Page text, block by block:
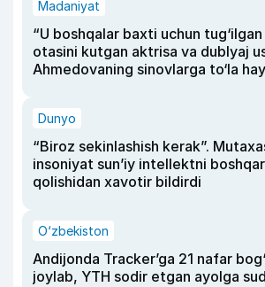
Madaniyat
“U boshqalar baxti uchun
otasini kutgan aktrisa va dublyaj
Ahmedovaning sinovlarga to‘la
Dunyo
“Biroz sekinlashish kerak”.
insoniyat sun’iy intellektni
qolishidan xavotir bildirdi
O‘zbekiston
Andijonda Tracker’ga 21 nafar
joylab, YTH sodir etgan ayolga